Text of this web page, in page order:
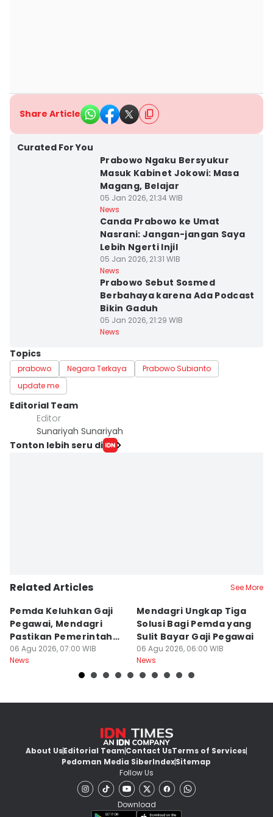
Share Article
Curated For You
Prabowo Ngaku Bersyukur
Masuk Kabinet Jokowi: Masa
Magang, Belajar
05 Jan 2026, 21:34 WIB
News
Canda Prabowo ke Umat
Nasrani: Jangan-jangan Saya
Lebih Ngerti Injil
05 Jan 2026, 21:31 WIB
News
Prabowo Sebut Sosmed
Berbahaya karena Ada Podcast
Bikin Gaduh
05 Jan 2026, 21:29 WIB
News
Topics
prabowo Negara Terkaya
Prabowo Subianto
update me
Editorial Team
Editor
Sunariyah Sunariyah
Tonton lebih seru di
Related Articles See More
Pemda Keluhkan Gaji
Pegawai, Mendagri
Pastikan Pemerintah
Tak Lepas Tangan
06 Agu 2026, 07:00 WIB
News
Mendagri Ungkap Tiga
Solusi Bagi Pemda yang
Sulit Bayar Gaji Pegawai
06 Agu 2026, 06:00 WIB
News
About UsEditorial TeamContact UsTerms of Services
Pedoman Media SiberIndexSitemap
Follow Us
Download